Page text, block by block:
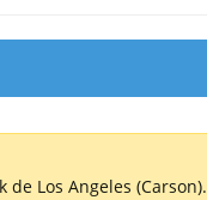
Los Angeles (Carson).